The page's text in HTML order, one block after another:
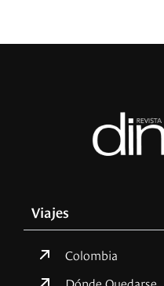
Viajes
Colombia
Dónde Quedarse